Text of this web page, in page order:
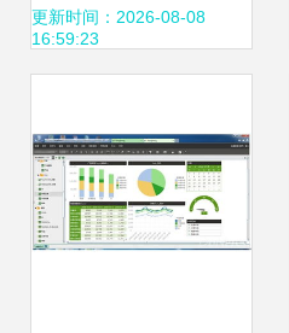
据服务新生态
更新时间：2026-08-08
16:59:23